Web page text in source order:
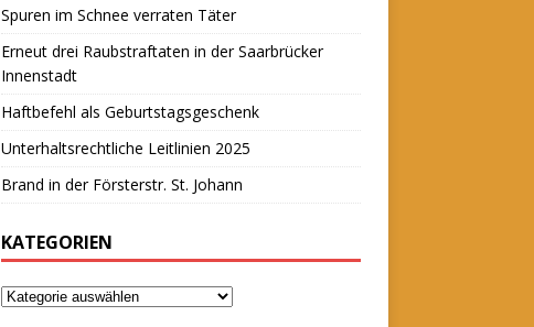
Spuren im Schnee verraten Täter
Erneut drei Raubstraftaten in der Saarbrücker
Innenstadt
Haftbefehl als Geburtstagsgeschenk
Unterhaltsrechtliche Leitlinien 2025
Brand in der Försterstr. St. Johann
KATEGORIEN